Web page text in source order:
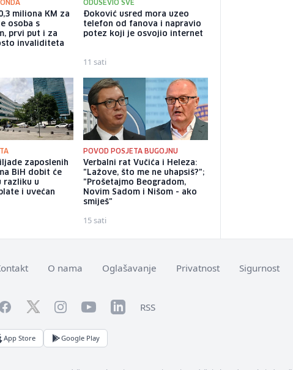
miliona KM za
osoba s
prvi put i za
invaliditeta
ODUŠEVIO SVE
Đoković usred mora uzeo
telefon od fanova i napravio
potez koji je osvojio internet
11 sati
zaposlenih
BiH dobit će
razliku u
i uvećan
POVOD POSJETA BUGOJNU
Verbalni rat Vučića i Heleza:
"Lažove, što me ne uhapsiš?";
"Prošetajmo Beogradom,
Novim Sadom i Nišom - ako
smiješ"
15 sati
O nama Oglašavanje Privatnost Sigurnost
TwitterInstagramYouTubeLinkedInRSS
App Store Google Play